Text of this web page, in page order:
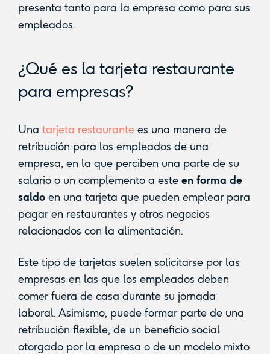
presenta tanto para la empresa como para sus
empleados.
¿Qué es la tarjeta restaurante
para empresas?
Una tarjeta restaurantees una manera de
retribución para los empleados de una
empresa, en la que perciben una parte de su
salario o un complemento a este en forma de
saldoen una tarjeta que pueden emplear para
pagar en restaurantes y otros negocios
relacionados con la alimentación.
Este tipo de tarjetas suelen solicitarse por las
empresas en las que los empleados deben
comer fuera de casa durante su jornada
laboral. Asimismo, puede formar parte de una
retribución flexible, de un beneficio social
otorgado por la empresa o de un modelo mixto